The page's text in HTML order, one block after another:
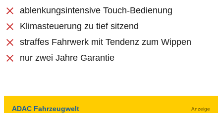
ablenkungsintensive Touch-Bedienung
Klimasteuerung zu tief sitzend
straffes Fahrwerk mit Tendenz zum Wippen
nur zwei Jahre Garantie
ADAC Fahrzeugwelt Anzeige